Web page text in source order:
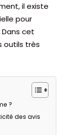
il existe
pour
cet
outils très
?
des avis